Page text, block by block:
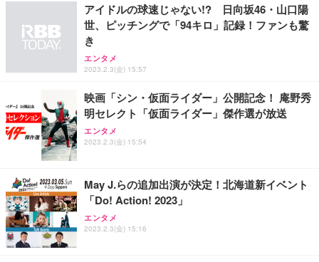
アイドルの球速じゃない!? 日向坂46・山口陽
世、ピッチングで「94キロ」記録！ファンも驚
き
エンタメ
2023.2.3(金) 15:57
映画「シン・仮面ライダー」公開記念！ 庵野秀
明セレクト「仮面ライダー」傑作選が放送
エンタメ
2023.2.3(金) 15:54
May J.らの追加出演が決定！北海道新イベント
「Do! Action! 2023」
エンタメ
2023.2.3(金) 15:16